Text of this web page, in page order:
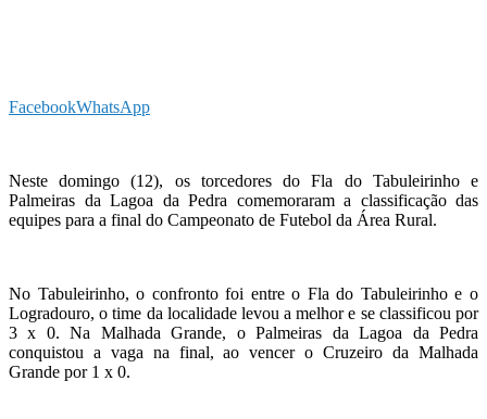
FacebookWhatsApp
Neste domingo (12), os torcedores do Fla do Tabuleirinho e
Palmeiras da Lagoa da Pedra comemoraram a classificação das
equipes para a final do Campeonato de Futebol da Área Rural.
No Tabuleirinho, o confronto foi entre o Fla do Tabuleirinho e o
Logradouro, o time da localidade levou a melhor e se classificou por
3 x 0. Na Malhada Grande, o Palmeiras da Lagoa da Pedra
conquistou a vaga na final, ao vencer o Cruzeiro da Malhada
Grande por 1 x 0.